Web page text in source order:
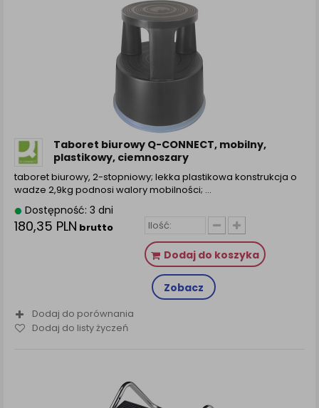
Taboret biurowy Q-CONNECT, mobilny,
plastikowy, ciemnoszary
taboret biurowy, 2-stopniowy; lekka plastikowa konstrukcja o
wadze 2,9kg podnosi walory mobilności; ...
Dostępność: 3 dni
180,35 PLN brutto
Dodaj do koszyka
Zobacz
Dodaj do porównania
Dodaj do listy życzeń